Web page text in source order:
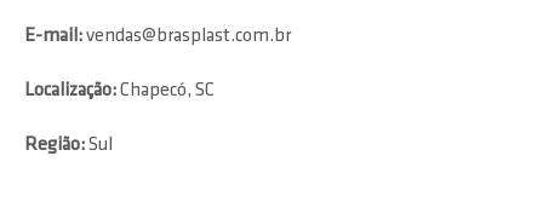
E-mail:vendas@brasplast.com.br
Localização:Chapecó, SC
Região:Sul